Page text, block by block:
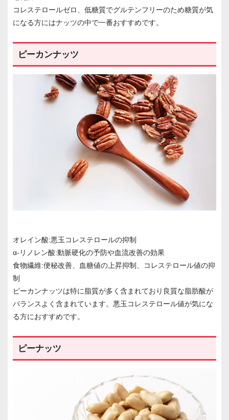
コレステロールゼロ、低糖質でグルテンフリーのため糖質が気
になる方にはナッツの中で一番おすすめです。
ピーカンナッツ
オレイン酸:悪玉コレステロールの抑制
α-リノレン酸:動脈硬化の予防や血流改善の効果
食物繊維:便秘改善、血糖値の上昇抑制、コレステロール値の抑
制
ピーカンナッツは特に脂質が多く含まれており良質な脂肪酸が
バランスよく含まれています。悪玉コレステロール値が気にな
る方におすすめです。
ピーナッツ